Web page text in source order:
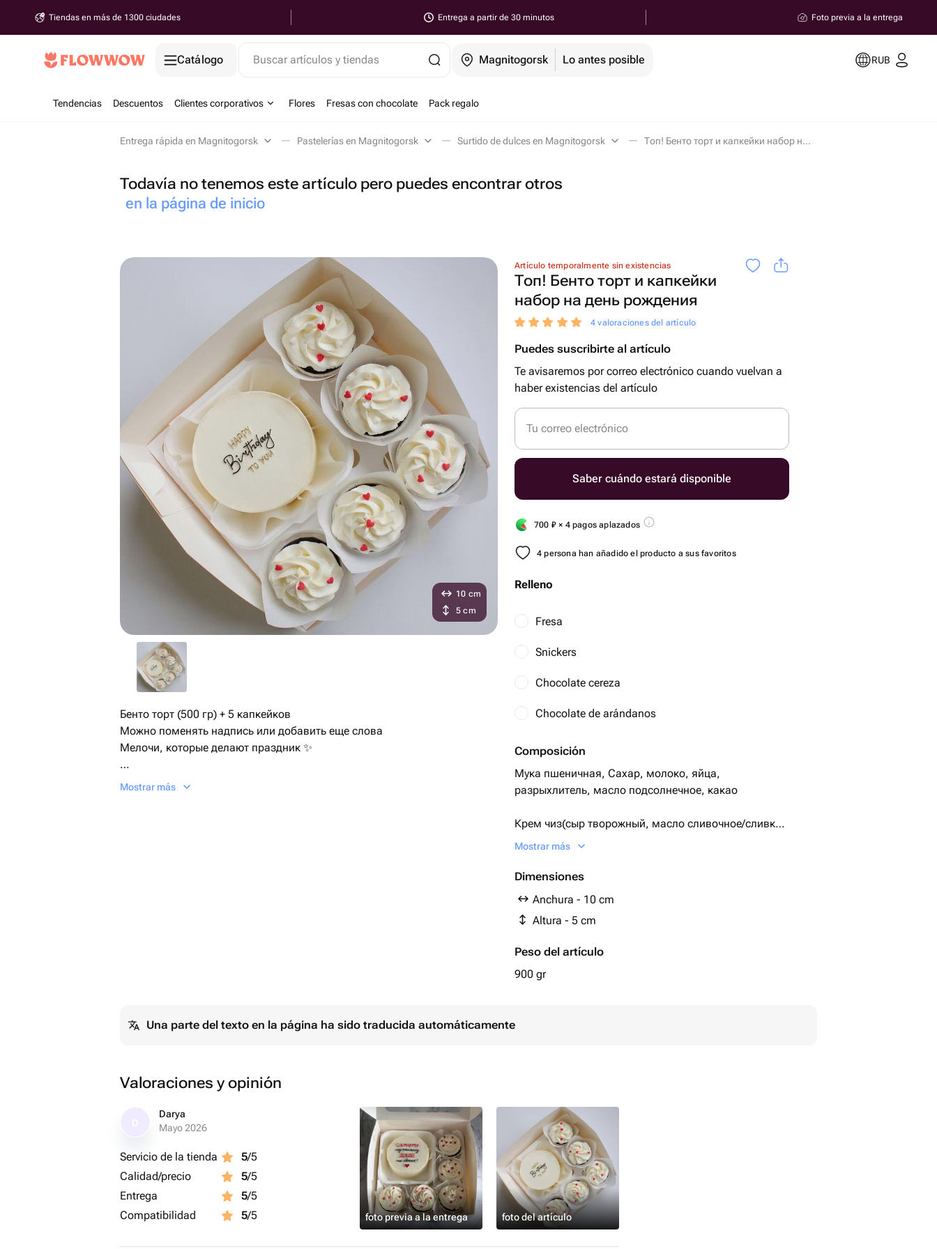
Tiendas en más de 1300 ciudades Entrega a partir de 30 minutos Foto previa a la entrega
Catálogo Buscar artículos y tiendas Magnitogorsk Lo antes posible RUB
Tendencias Descuentos Clientes corporativos Flores Fresas con chocolate Pack regalo
Entrega rápida en Magnitogorsk Pastelerías en Magnitogorsk Surtido de dulces en Magnitogorsk Топ! Бенто торт и капкейки набор на день рождения en Magnitogorsk
Todavía no tenemos este artículo pero puedes encontrar otros
en la página de inicio
Artículo temporalmente sin existencias
Топ! Бенто торт и капкейки
набор на день рождения
4 valoraciones del artículo
Puedes suscribirte al artículo
Te avisaremos por correo electrónico cuando vuelvan a
haber existencias del artículo
Tu correo electrónico
Saber cuándo estará disponible
700 ₽ × 4 pagos aplazados
4 persona han añadido el producto a sus favoritos
Relleno
Fresa
Snickers
Chocolate cereza
Chocolate de arándanos
Composición
Мука пшеничная, Сахар, молоко, яйца,
разрыхлитель, масло подсолнечное, какао
Крем чиз(сыр творожный, масло сливочное/сливки
33 %, Сахарная пудра, молочный шоколад
конфи
Mostrar más
Dimensiones
Anchura - 10 cm
Altura - 5 cm
Peso del artículo
900 gr
10 cm
5 cm
Бенто торт (500 гр) + 5 капкейков
Можно поменять надпись или добавить еще слова
Мелочи, которые делают праздник ✨
Красивая коробка — чтобы распаковывать было приятно.
Mostrar más
Una parte del texto en la página ha sido traducida automáticamente
Valoraciones y opinión
Darya
Mayo 2026
Servicio de la tienda 5/5
Calidad/precio
5/5
Entrega
5/5
Compatibilidad
5/5 foto previa a la entrega foto del artículo